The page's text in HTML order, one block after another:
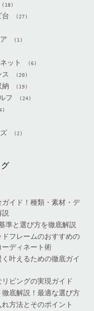
(18)
台 (27)
(1)
ット (6)
(20)
納 (19)
フ (24)
(2)
イド！種類・素材・デ
準と選び方を徹底解説
フレームのおすすめの
ディネート術
叶えるための徹底ガイ
ビングの実現ガイド
底解説！最適な選び方
方法とそのポイント